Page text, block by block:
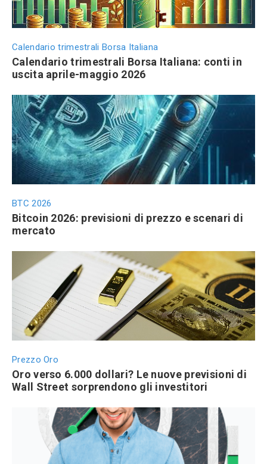
Calendario trimestrali Borsa Italiana
Calendario trimestrali Borsa Italiana: conti in
uscita aprile-maggio 2026
BTC 2026
Bitcoin 2026: previsioni di prezzo e scenari di
mercato
Prezzo Oro
Oro verso 6.000 dollari? Le nuove previsioni di
Wall Street sorprendono gli investitori